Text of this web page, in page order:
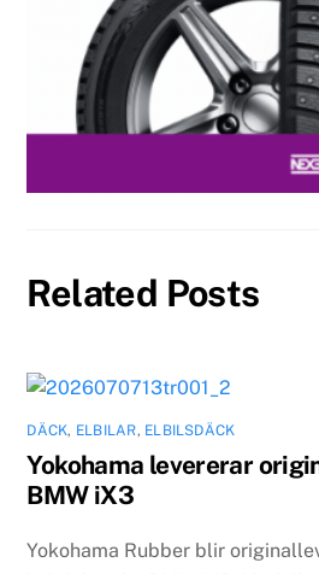
Related Posts
DÄCK, ELBILAR, ELBILSDÄCK
Yokohama levererar
BMW iX3
Yokohama Rubber blir